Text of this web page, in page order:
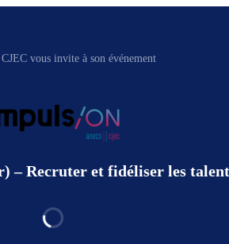
vous invite à son événement
– Recruter et fidéliser les